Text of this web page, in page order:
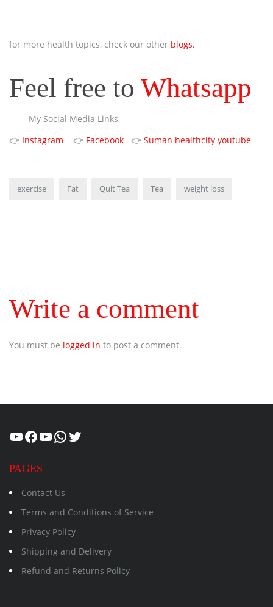
for more health topics, check our other blogs.
Feel free to Whatsapp
====My Social Media Links====
👉 Instagram 👉 Facebook 👉 Suman healthcity youtube
exercise Fat Quit Tea Tea weight loss
Write a comment
You must be logged in to post a comment.
Healthcity
Facebook
Suman Healthcity
WhatsApp
Twitter
PAGES
Contact Us
Terms and Conditions of Service
Privacy Policy
Shipping and Delivery
Refund and Returns Policy